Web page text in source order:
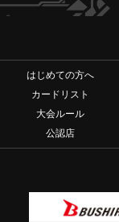
はじめての方へ
カードリスト
大会ルール
公認店